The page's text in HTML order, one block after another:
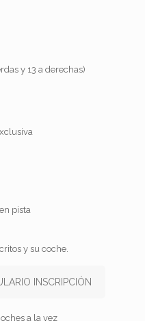
y 13 a derechas)
pista
y su coche.
INSCRIPCIÓN
a la vez